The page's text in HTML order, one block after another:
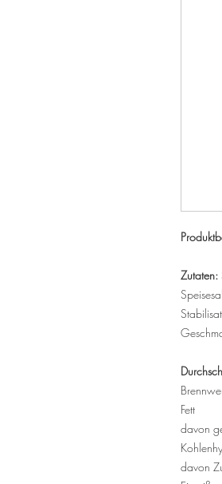
Zutaten:
Fett
davon
davon